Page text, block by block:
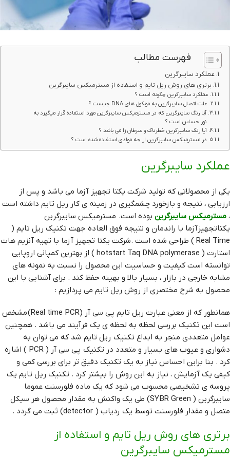
فهرست مطالب
عملکرد سایبرگرین
برتری های روش ریل تایم و استفاده از مسترمیکس سایبرگرین
عملکرد سایبرگرین چگونه است ؟
علت اتصال سایبرگرین به مولکول های DNA چیست ؟
آیا رنگ سایبرگرین که در مسترمیکس سایبرگرین مورد استفاده قرار میگیرد به
نور حساس است ؟
آیا رنگ سایبرگرین خطرناک و سرطان زا می باشد ؟
در مسترمیکس سایبرگرین از چه موادی استفاده شده است ؟
عملکرد سایبرگرین
یکی از محصولاتی که تولید شرکت یکتا تجهیز آزما می باشد و پس از
ارزیابی ، نتیجه و بازخورد چشمگیری در زمینه ی کار ریل تایم داشته است
، مسترمیکس سایبرگرین بوده است. مسترمیکس سایبرگرین
یکتاتجهیزآزما با راندمان و نتیجه فوق العاده جهت تکنیک ریل تایم (
Real Time ) طراحی شده است .شرکت یکتا تجهیز آزما با تهیه آنزیم هات
استارت ( hotstart Taq DNA polymerase ) از بهترین کمپانی اروپایی
توانسته است کیفیت و حساسیت این محصول را نسبت به نمونه های
مشابه خارجی در بازار ، بسیار بالا و بهینه حفظ کند . برای آشنایی با این
محصول به شرح مختصری از روش ریل تایم می پردازیم :
همانطور که از معنی عبارت ریل تایم پی سی آر (Real time PCR) مشخص
است این تکنیک بررسی لحظه به لحظه ی یک فرآیند می باشد . همچنین
عوامل متعددی منجر به ابداع تکنیک ریل تایم شد که می توان به
دشواری و عیوب های بسیار و متعدد در تکنیک پی سی آر ( PCR ) اشاره
کرد . بنا براین احساس نیاز به یک تکنیک دقیق تر برای بررسی کمی و
کیفی یک آزمایش ، نیاز به این روش را بیشتر کرد . تکنیک ریل تایم یک
پروسه ی تشخیصی محسوب می شود که یک ماده فلورسنت عموما
سایبرگرین ( SYBR Green) طی یک واکنش به مقدار محصول هر سیکل
متصل و مقدار فلورسنت توسط یک ردیاب ( detector) ثبت می گردد .
برتری های روش ریل تایم و استفاده از
مسترمیکس سایبرگرین